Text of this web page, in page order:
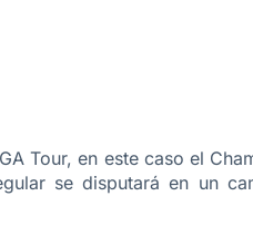
Tour, en este caso el
se disputará en un